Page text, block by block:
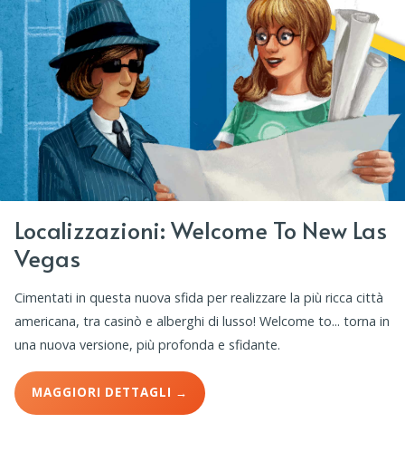
Localizzazioni: Welcome To New Las
Vegas
Cimentati in questa nuova sfida per realizzare la più ricca città
americana, tra casinò e alberghi di lusso! Welcome to... torna in
una nuova versione, più profonda e sfidante.
MAGGIORI DETTAGLI →